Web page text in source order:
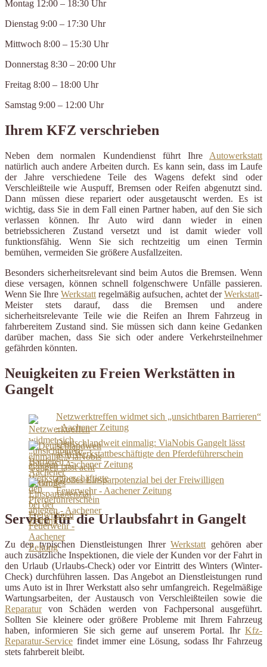
Montag 12:00 – 18:30 Uhr
Dienstag 9:00 – 17:30 Uhr
Mittwoch 8:00 – 15:30 Uhr
Donnerstag 8:30 – 20:00 Uhr
Freitag 8:00 – 18:00 Uhr
Samstag 9:00 – 12:00 Uhr
Ihrem KFZ verschrieben
Neben dem normalen Kundendienst führt Ihre Autowerkstatt
natürlich auch andere Arbeiten durch. Es kann sein, dass im Laufe
der Jahre verschiedene Teile des Wagens defekt sind oder
Verschleißteile wie Auspuff, Bremsen oder Reifen abgenutzt sind.
Dann müssen diese repariert oder ausgetauscht werden. Es ist
wichtig, dass Sie in dem Fall einen Partner haben, auf den Sie sich
verlassen können. Ihr Auto wird dann wieder in einen
betriebssicheren Zustand versetzt und ist damit wieder voll
funktionsfähig. Wenn Sie sich rechtzeitig um einen Termin
bemühen, vermeiden Sie größere Ausfallzeiten.
Besonders sicherheitsrelevant sind beim Autos die Bremsen. Wenn
diese versagen, können schnell folgenschwere Unfälle passieren.
Wenn Sie Ihre Werkstatt regelmäßig aufsuchen, achtet derWerkstatt-
Meister stets darauf, dass die Bremsen und andere
sicherheitsrelevante Teile wie die Reifen an Ihrem Fahrzeug in
fahrbereitem Zustand sind. Sie müssen sich dann keine Gedanken
darüber machen, dass Sie sich oder andere Verkehrsteilnehmer
gefährden könnten.
Neuigkeiten zu Freien Werkstätten in
Gangelt
Netzwerktreffen widmet sich „unsichtbaren Barrieren“
- Aachener Zeitung
Deutschlandweit einmalig: ViaNobis Gangelt lässt
acht Werkstattbeschäftigte den Pferdeführerschein
ablegen - Aachener Zeitung
Großes Einsparpotenzial bei der Freiwilligen
Feuerwehr - Aachener Zeitung
Service für die Urlaubsfahrt in Gangelt
Zu den typischen Dienstleistungen IhrerWerkstatt gehören aber
auch zusätzliche Inspektionen, die viele der Kunden vor der Fahrt in
den Urlaub (Urlaubs-Check) oder vor Eintritt des Winters (Winter-
Check) durchführen lassen. Das Angebot an Dienstleistungen rund
ums Auto ist in Ihrer Werkstatt also sehr umfangreich. Regelmäßige
Wartungsarbeiten, der Austausch von Verschleißteilen sowie die
Reparaturvon Schäden werden von Fachpersonal ausgeführt.
Sollten Sie kleinere oder größere Probleme mit Ihrem Fahrzeug
haben, informieren Sie sich gerne auf unserem Portal. Ihr Kfz-
Reparatur-Service findet immer eine Lösung, sodass Ihr Fahrzeug
stets fahrbereit bleibt.